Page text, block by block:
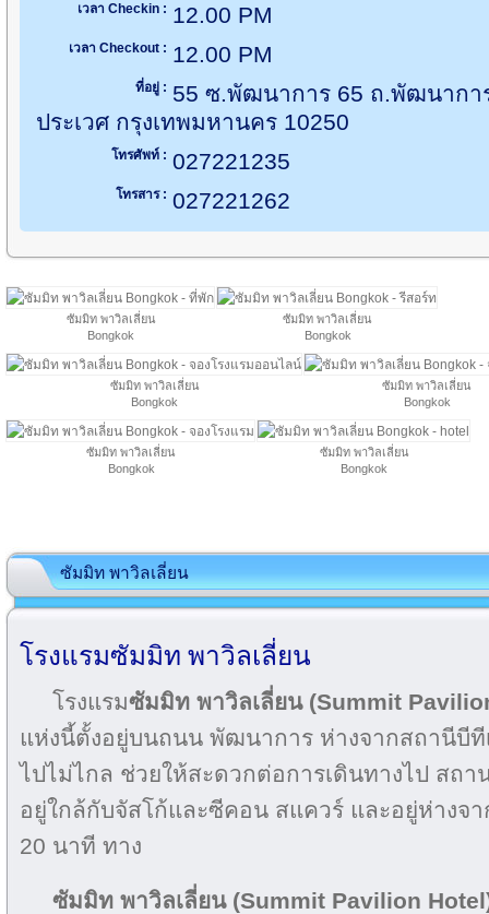
เวลา Checkin : 12.00 PM
เวลา Checkout : 12.00 PM
ที่อยู่ : 55 ซ.พัฒนาการ 65 ถ.พัฒนากา
ประเวศ กรุงเทพมหานคร 10250
โทรศัพท์ : 027221235
โทรสาร : 027221262
ซัมมิท พาวิลเลี่ยน
Bongkok
ซัมมิท พาวิลเลี่ยน
Bongkok
ซัมมิท พาวิลเลี่ยน
Bongkok
ซัมมิท พาวิลเลี่ยน
Bongkok
ซัมมิท พาวิลเลี่ยน
Bongkok
ซัมมิท พาวิลเลี่ยน
Bongkok
ซัมมิท พาวิลเลี่ยน
โรงแรมซัมมิท พาวิลเลี่ยน
โรงแรมซัมมิท พาวิลเลี่ยน (Summit
แห่งนี้ตั้งอยู่บนถนน พัฒนาการ ห่างจากสถานีบี
ไปไม่ไกล ช่วยให้สะดวกต่อการเดินทางไป สถา
อยู่ใกล้กับจัสโก้และซีคอน สแควร์ และอยู่ห่างจ
20 นาที ทาง
ซัมมิท พาวิลเลี่ยน (Summit Pavilion